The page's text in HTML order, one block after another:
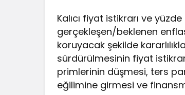
Kalıcı fiyat istikrarı ve
gerçekleşen/beklenen
koruyacak şekilde
sürdürülmesinin fiyat
primlerinin düşmesi, ters
eğilimine girmesi ve